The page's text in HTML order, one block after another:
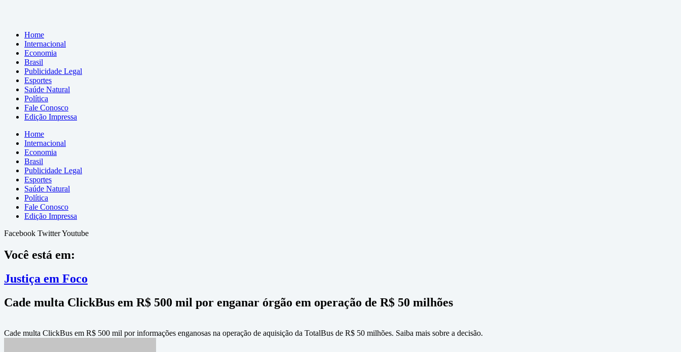
Home
Internacional
Economia
Brasil
Publicidade Legal
Esportes
Saúde Natural
Política
Fale Conosco
Edição Impressa
Home
Internacional
Economia
Brasil
Publicidade Legal
Esportes
Saúde Natural
Política
Fale Conosco
Edição Impressa
Facebook TwitterYoutube
Você está em:
Justiça em Foco
Cade multa ClickBus em R$ 500 mil por enganar órgão em operação de R$ 50 milhões
Cade multa ClickBus em R$ 500 mil por informações enganosas na operação de aquisição da TotalBus de R$ 50 milhões. Saiba mais sobre a decisão.